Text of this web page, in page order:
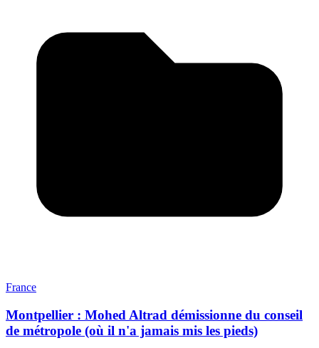
France
Montpellier : Mohed Altrad démissionne du conseil
de métropole (où il n'a jamais mis les pieds)